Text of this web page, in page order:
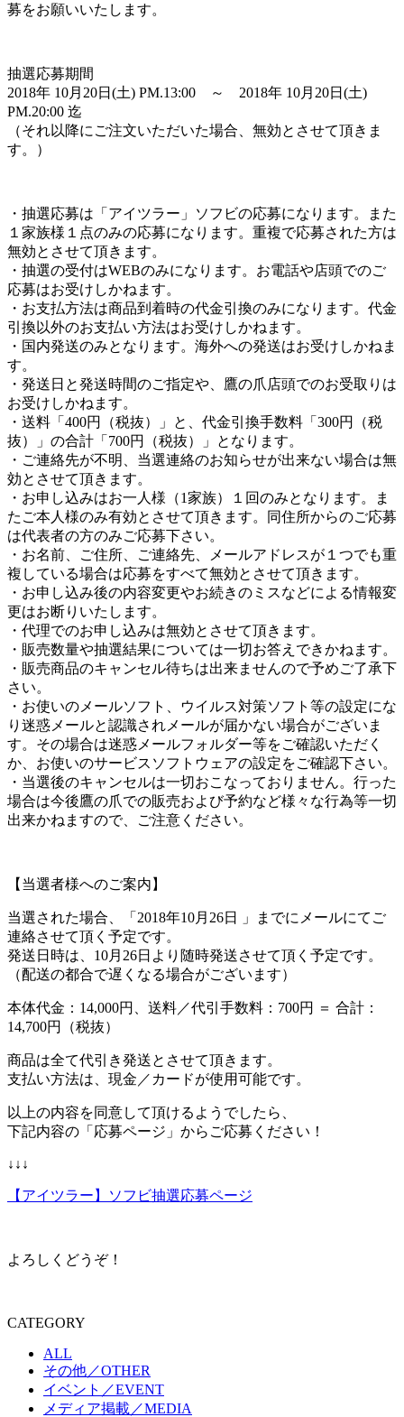
募をお願いいたします。
抽選応募期間
2018年 10月20日(土) PM.13:00 ～ 2018年 10月20日(土)
PM.20:00 迄
（それ以降にご注文いただいた場合、無効とさせて頂きま
す。）
・抽選応募は「アイツラー」ソフビの応募になります。また
１家族様１点のみの応募になります。重複で応募された方は
無効とさせて頂きます。
・抽選の受付はWEBのみになります。お電話や店頭でのご
応募はお受けしかねます。
・お支払方法は商品到着時の代金引換のみになります。代金
引換以外のお支払い方法はお受けしかねます。
・国内発送のみとなります。海外への発送はお受けしかねま
す。
・発送日と発送時間のご指定や、鷹の爪店頭でのお受取りは
お受けしかねます。
・送料「400円（税抜）」と、代金引換手数料「300円（税
抜）」の合計「700円（税抜）」となります。
・ご連絡先が不明、当選連絡のお知らせが出来ない場合は無
効とさせて頂きます。
・お申し込みはお一人様（1家族）１回のみとなります。ま
たご本人様のみ有効とさせて頂きます。同住所からのご応募
は代表者の方のみご応募下さい。
・お名前、ご住所、ご連絡先、メールアドレスが１つでも重
複している場合は応募をすべて無効とさせて頂きます。
・お申し込み後の内容変更やお続きのミスなどによる情報変
更はお断りいたします。
・代理でのお申し込みは無効とさせて頂きます。
・販売数量や抽選結果については一切お答えできかねます。
・販売商品のキャンセル待ちは出来ませんので予めご了承下
さい。
・お使いのメールソフト、ウイルス対策ソフト等の設定にな
り迷惑メールと認識されメールが届かない場合がございま
す。その場合は迷惑メールフォルダー等をご確認いただく
か、お使いのサービスソフトウェアの設定をご確認下さい。
・当選後のキャンセルは一切おこなっておりません。行った
場合は今後鷹の爪での販売および予約など様々な行為等一切
出来かねますので、ご注意ください。
【当選者様へのご案内】
当選された場合、「2018年10月26日 」までにメールにてご
連絡させて頂く予定です。
発送日時は、10月26日より随時発送させて頂く予定です。
（配送の都合で遅くなる場合がございます）
本体代金：14,000円、送料／代引手数料：700円 ＝ 合計：
14,700円（税抜）
商品は全て代引き発送とさせて頂きます。
支払い方法は、現金／カードが使用可能です。
以上の内容を同意して頂けるようでしたら、
下記内容の「応募ページ」からご応募ください！
↓↓↓
【アイツラー】ソフビ抽選応募ページ
よろしくどうぞ！
CATEGORY
ALL
その他／OTHER
イベント／EVENT
メディア掲載／MEDIA